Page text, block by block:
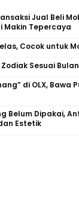
Jual Beli
Makin Tepercaya
Cocok untuk
Sesuai
di OLX, Bawa
Belum Dipakai,
Estetik